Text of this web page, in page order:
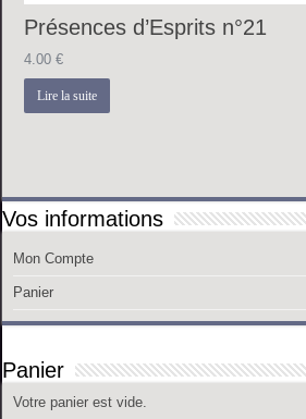
Présences d’Esprits n°21
4.00€
Lire la suite
Vos informations
Mon Compte
Panier
Panier
Votre panier est vide.